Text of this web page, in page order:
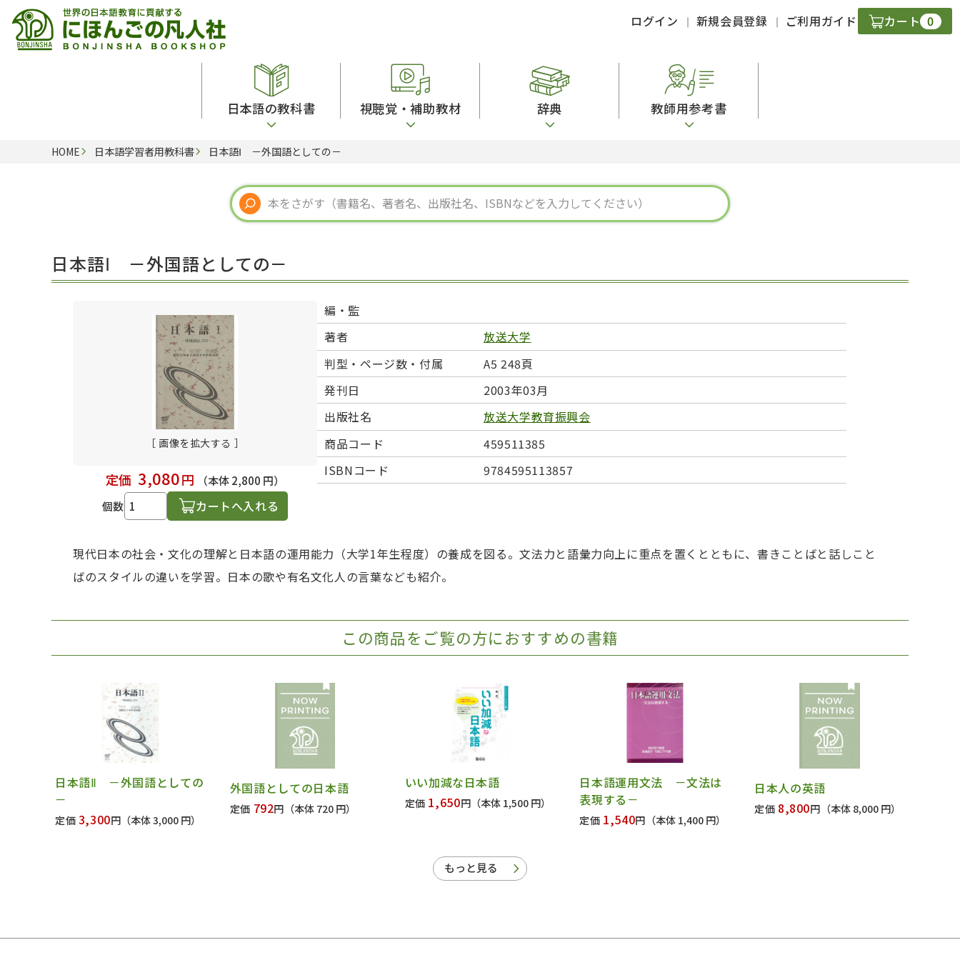
ログイン 新規会員登録 ご利用ガイド カート 0
日本語の教科書
留学生向け専門分野
子ども向け
文法
発音・聴解
作文
練習問題
日本語能力試験対策
日本留学試験対策
日本語学習関連副読本
視聴覚・補助教材
カード・ゲーム・絵教材
絵本・子ども向け補助 図表
辞典
スペイン語辞典
中国語辞典
ドイツ語辞典
ポルトガル語辞典
ロシア語辞典
語学・文法辞典
表現・用字用語辞典 比較文化辞典
教師用参考書
語彙・意味
文章・談話・表現
表記
言語学
多言語社会・言語政策
言語の諸相
アカデミック・スキル
HOME 日本語学習者用教科書 日本語Ⅰ －外国語としての－
日本語Ⅰ －外国語としての－
［ 画像を拡大する ］
定価 3,080円
（本体 2,800 円）
個数
カートへ入れる
編・監
著者
放送大学
判型・ページ数・付属
A5 248頁
発刊日
2003年03月
出版社名
放送大学教育振興会
商品コード
459511385
ISBNコード
9784595113857
現代日本の社会・文化の理解と日本語の運用能力（大学1年生程度）の養成を図る。文法力と語彙力向上に重点を置くとともに、書きことばと話しこと
ばのスタイルの違いを学習。日本の歌や有名文化人の言葉なども紹介。
この商品をご覧の方におすすめの書籍
日本語Ⅱ －外国語としての
－
定価 3,300円 （本体 3,000 円）
外国語としての日本語
定価 792円 （本体 720 円）
いい加減な日本語
定価 1,650円 （本体 1,500 円）
日本語運用文法 －文法は
表現する－
定価 1,540円 （本体 1,400 円）
日本人の英語
定価 8,800円 （本体 8,000 円）
もっと見る